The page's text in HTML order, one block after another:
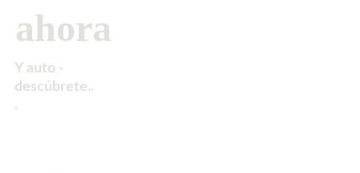
ahora
Y auto -
descúbrete..
.